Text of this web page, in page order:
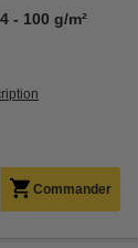
- 100 g/m²
Commander